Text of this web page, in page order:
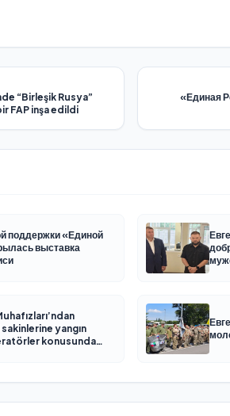
“Birleşik Rusya”
FAP inşa edildi
«Единая
поддержки «Единой
выставка
yangın
konusunda